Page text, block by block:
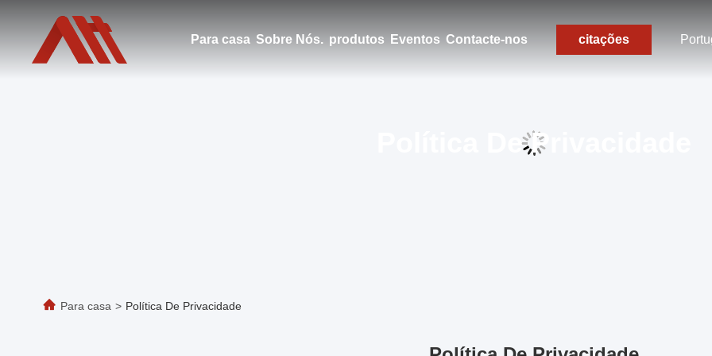
Para casa Sobre Nós. produtos Eventos Contacte-nos citações
Política De Privacidade
Para casa > Política De Privacidade